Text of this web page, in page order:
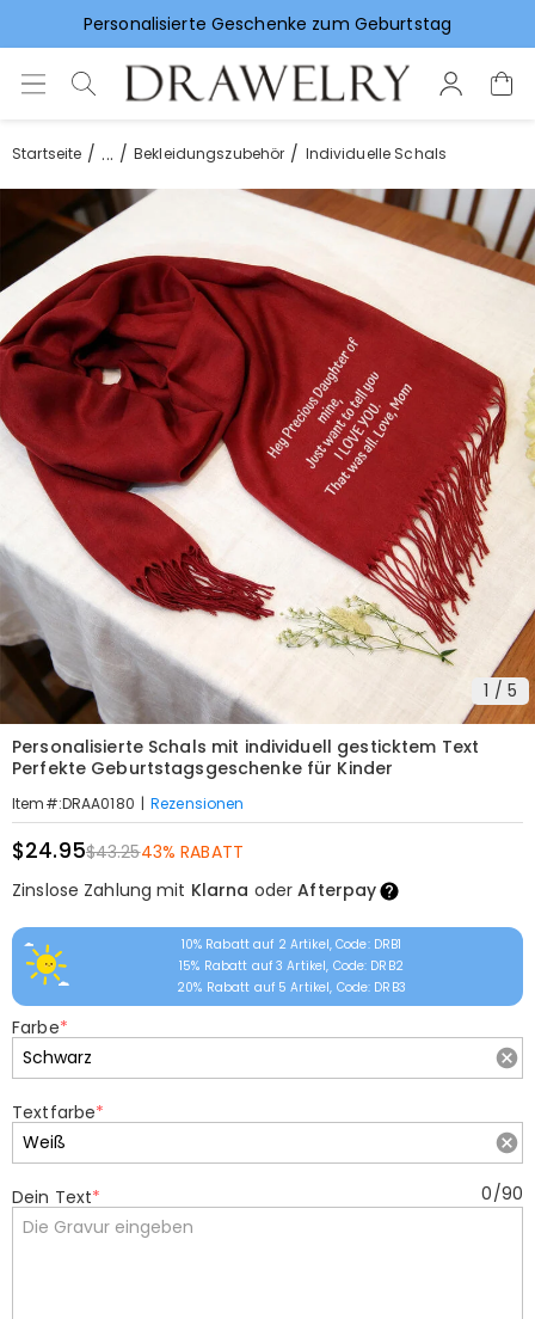
Vorlieben für Hochzeitsgeschenke
Startseite ... Bekleidungszubehör Individuelle Schals
1 / 5
Personalisierte Schals mit individuell gesticktem Text
Perfekte Geburtstagsgeschenke für Kinder
Item#:DRAA0180 | Rezensionen
$24.95$43.2543% RABATT
Zinslose Zahlung mit Klarna oderAfterpay
10% Rabatt auf 2 Artikel, Code: DRB1
15% Rabatt auf 3 Artikel, Code: DRB2
20% Rabatt auf 5 Artikel, Code: DRB3
Farbe*
Textfarbe*
Dein Text* 0/90